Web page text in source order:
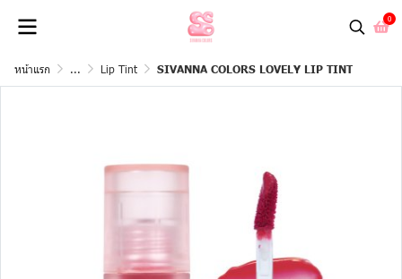
0
หน้าแรก ... Lip Tint SIVANNA COLORS LOVELY LIP TINT